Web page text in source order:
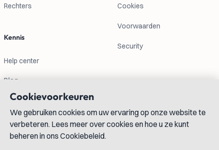
Rechters
Kennis
Help center
Blog
Cookies
Voorwaarden
Security
Contactgegevens
info@lexboost.com
Cookievoorkeuren
We gebruiken cookies om uw ervaring op onze website te
verbeteren. Lees meer over cookies en hoe u ze kunt
beheren in ons Cookiebeleid.